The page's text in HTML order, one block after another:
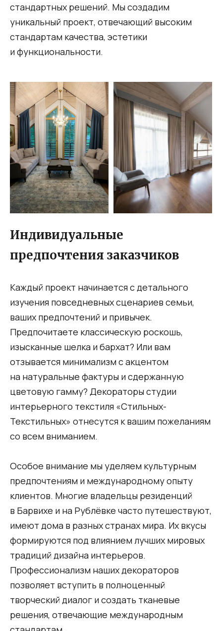
стандартных решений. Мы создадим
уникальный проект, отвечающий высоким
стандартам качества, эстетики
и функциональности.
Индивидуальные
предпочтения заказчиков
Каждый проект начинается с детального
изучения повседневных сценариев семьи,
ваших предпочтений и привычек.
Предпочитаете классическую роскошь,
изысканные шелка и бархат? Или вам
отзывается минимализм с акцентом
на натуральные фактуры и сдержанную
цветовую гамму? Декораторы студии
интерьерного текстиля «Стильных-
Текстильных» отнесутся к вашим пожеланиям
со всем вниманием.
Особое внимание мы уделяем культурным
предпочтениям и международному опыту
клиентов. Многие владельцы резиденций
в Барвихе и на Рублёвке часто путешествуют,
имеют дома в разных странах мира. Их вкусы
формируются под влиянием лучших мировых
традиций дизайна интерьеров.
Профессионализм наших декораторов
позволяет вступить в полноценный
творческий диалог и создать тканевые
решения, отвечающие международным